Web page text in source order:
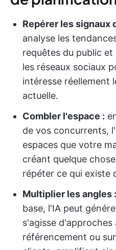
Repérer les signaux
analyse les
requêtes du public
les réseaux sociaux
intéresse réellement
actuelle.
Combler l'espace :
de vos concurrents,
espaces que votre
créant quelque
répéter ce qui existe
Multiplier les angles :
base, l'IA peut
s'agisse d'approches
référencement ou